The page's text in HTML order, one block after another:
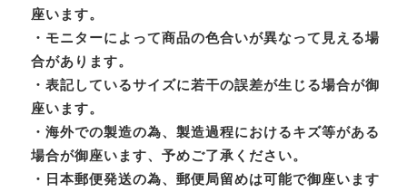
座います。
・モニターによって商品の色合いが異なって見える場
合があります。
・表記しているサイズに若干の誤差が生じる場合が御
座います。
・海外での製造の為、製造過程におけるキズ等がある
場合が御座います、予めご了承ください。
・日本郵便発送の為、郵便局留めは可能で御座います